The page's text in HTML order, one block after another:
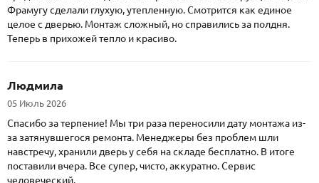
Фрамугу сделали глухую, утепленную. Смотрится как единое
целое с дверью. Монтаж сложный, но справились за полдня.
Теперь в прихожей тепло и красиво.
Людмила
05 Июль 2026
Спасибо за терпение! Мы три раза переносили дату монтажа из-
за затянувшегося ремонта. Менеджеры без проблем шли
навстречу, хранили дверь у себя на складе бесплатно. В итоге
поставили вчера. Все супер, чисто, аккуратно. Сервис
человеческий.